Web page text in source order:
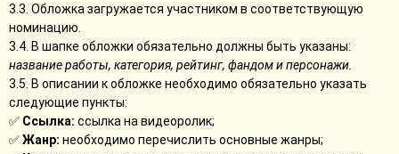
3.3. Обложка загружается участником в соответствующую
номинацию.
3.4. В шапке обложки обязательно должны быть указаны:
название работы, категория, рейтинг, фандом и персонажи.
3.5. В описании к обложке необходимо обязательно указать
следующие пункты:
✅ Ссылка: ссылка на видеоролик;
✅Жанр: необходимо перечислить основные жанры;